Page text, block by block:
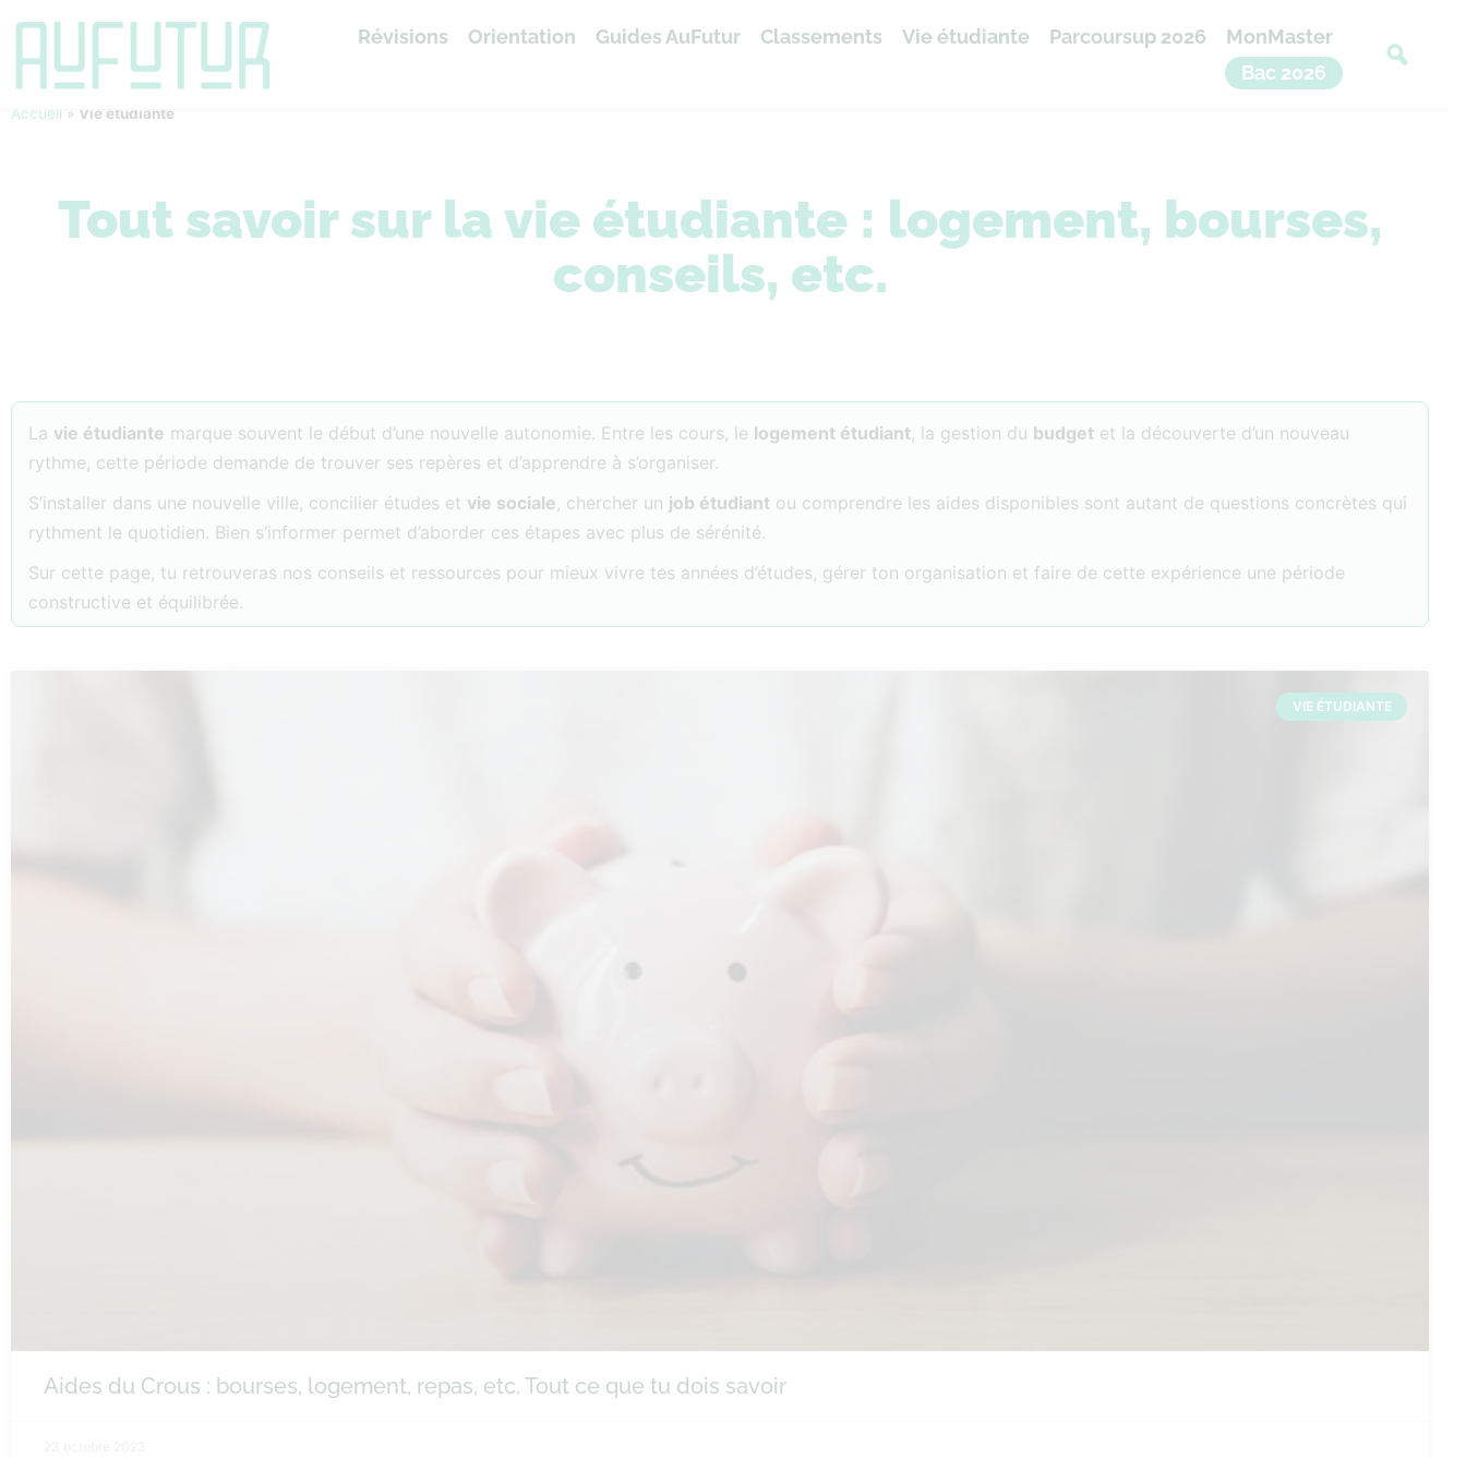
Révisions Orientation Guides AuFutur Classements Vie étudiante Parcoursup 2026
MonMaster
Bac 2026
Accueil » Vie étudiante
Tout savoir sur la vie étudiante : logement, bourses,
conseils, etc.
La vie étudiante marque souvent le début d’une nouvelle autonomie. Entre les cours, le logement étudiant, la gestion du budget et la découverte d’un nouveau
rythme, cette période demande de trouver ses repères et d’apprendre à s’organiser.
S’installer dans une nouvelle ville, concilier études et vie sociale, chercher un job étudiant ou comprendre les aides disponibles sont autant de questions concrètes qui
rythment le quotidien. Bien s’informer permet d’aborder ces étapes avec plus de sérénité.
Sur cette page, tu retrouveras nos conseils et ressources pour mieux vivre tes années d’études, gérer ton organisation et faire de cette expérience une période
constructive et équilibrée.
VIE ÉTUDIANTE
Aides du Crous : bourses, logement, repas, etc. Tout ce que tu dois savoir